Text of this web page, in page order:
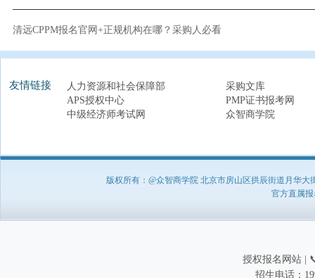
清远CPPM报名官网+正规机构在哪？采购人必看
友情链接 人力资源和社会保障部
采购文库
APS授权中心
PMP证书报考网
中级经济师考试网
众智商学院
版权所有：@众智商学院 北京市房山区拱辰街道月华
官方直属报
授权报名网站 |
招生电话：